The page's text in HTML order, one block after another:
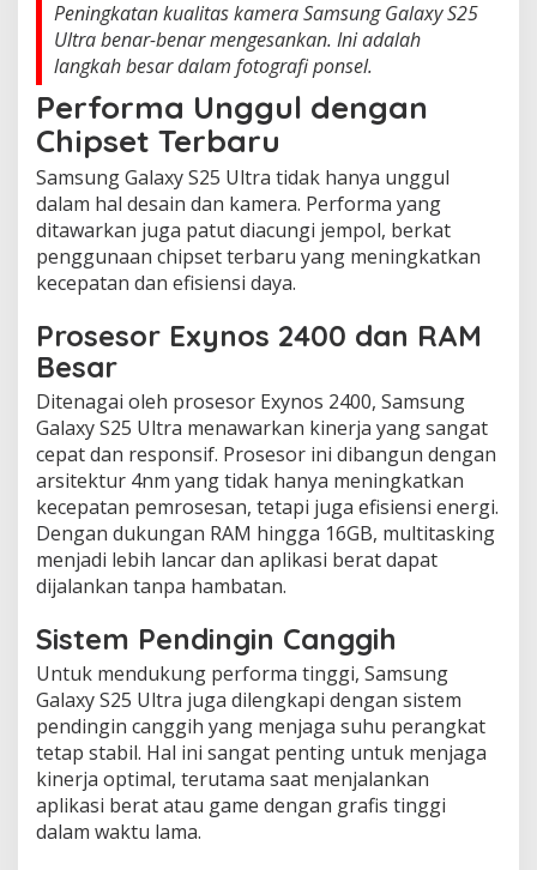
Peningkatan kualitas kamera Samsung Galaxy S25
Ultra benar-benar mengesankan. Ini adalah
langkah besar dalam fotografi ponsel.
Performa Unggul dengan
Chipset Terbaru
Samsung Galaxy S25 Ultra tidak hanya unggul
dalam hal desain dan kamera. Performa yang
ditawarkan juga patut diacungi jempol, berkat
penggunaan chipset terbaru yang meningkatkan
kecepatan dan efisiensi daya.
Prosesor Exynos 2400 dan RAM
Besar
Ditenagai oleh prosesor Exynos 2400, Samsung
Galaxy S25 Ultra menawarkan kinerja yang sangat
cepat dan responsif. Prosesor ini dibangun dengan
arsitektur 4nm yang tidak hanya meningkatkan
kecepatan pemrosesan, tetapi juga efisiensi energi.
Dengan dukungan RAM hingga 16GB, multitasking
menjadi lebih lancar dan aplikasi berat dapat
dijalankan tanpa hambatan.
Sistem Pendingin Canggih
Untuk mendukung performa tinggi, Samsung
Galaxy S25 Ultra juga dilengkapi dengan sistem
pendingin canggih yang menjaga suhu perangkat
tetap stabil. Hal ini sangat penting untuk menjaga
kinerja optimal, terutama saat menjalankan
aplikasi berat atau game dengan grafis tinggi
dalam waktu lama.